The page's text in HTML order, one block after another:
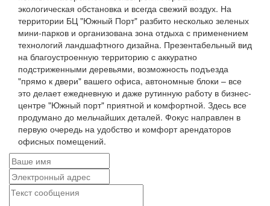
экологическая обстановка и всегда свежий воздух. На
территории БЦ "Южный Порт" разбито несколько зеленых
мини-парков и организована зона отдыха с применением
технологий ландшафтного дизайна. Презентабельный вид
на благоустроенную территорию с аккуратно
подстриженными деревьями, возможность подъезда
"прямо к двери" вашего офиса, автономные блоки – все
это делает ежедневную и даже рутинную работу в бизнес-
центре "Южный порт" приятной и комфортной. Здесь все
продумано до мельчайших деталей. Фокус направлен в
первую очередь на удобство и комфорт арендаторов
офисных помещений.